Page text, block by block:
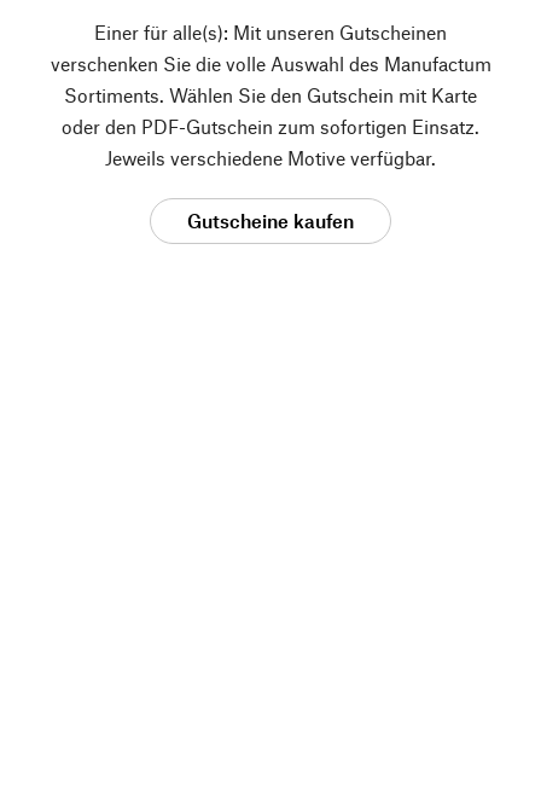
Einer für alle(s): Mit unseren Gutscheinen
verschenken Sie die volle Auswahl des Manufactum
Sortiments. Wählen Sie den Gutschein mit Karte
oder den PDF-Gutschein zum sofortigen Einsatz.
Jeweils verschiedene Motive verfügbar.
Gutscheine kaufen